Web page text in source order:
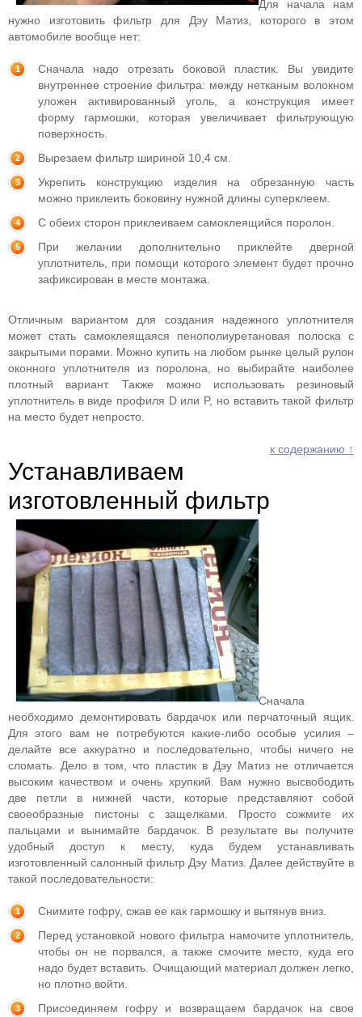
Для начала нам
нужно изготовить фильтр для Дэу Матиз, которого в этом
автомобиле вообще нет:
Сначала надо отрезать боковой пластик. Вы увидите
внутреннее строение фильтра: между нетканым волокном
уложен активированный уголь, а конструкция имеет
форму гармошки, которая увеличивает фильтрующую
поверхность.
Вырезаем фильтр шириной 10,4 см.
Укрепить конструкцию изделия на обрезанную часть
можно приклеить боковину нужной длины суперклеем.
С обеих сторон приклеиваем самоклеящийся поролон.
При желании дополнительно приклейте дверной
уплотнитель, при помощи которого элемент будет прочно
зафиксирован в месте монтажа.
Отличным вариантом для создания надежного уплотнителя
может стать самоклеящаяся пенополиуретановая полоска с
закрытыми порами. Можно купить на любом рынке целый рулон
оконного уплотнителя из поролона, но выбирайте наиболее
плотный вариант. Также можно использовать резиновый
уплотнитель в виде профиля D или P, но вставить такой фильтр
на место будет непросто.
к содержанию ↑
Устанавливаем
изготовленный фильтр
Сначала
необходимо демонтировать бардачок или перчаточный ящик.
Для этого вам не потребуются какие-либо особые усилия –
делайте все аккуратно и последовательно, чтобы ничего не
сломать. Дело в том, что пластик в Дэу Матиз не отличается
высоким качеством и очень хрупкий. Вам нужно высвободить
две петли в нижней части, которые представляют собой
своеобразные пистоны с защелками. Просто сожмите их
пальцами и вынимайте бардачок. В результате вы получите
удобный доступ к месту, куда будем устанавливать
изготовленный салонный фильтр Дэу Матиз. Далее действуйте в
такой последовательности:
Снимите гофру, сжав ее как гармошку и вытянув вниз.
Перед установкой нового фильтра намочите уплотнитель,
чтобы он не порвался, а также смочите место, куда его
надо будет вставить. Очищающий материал должен легко,
но плотно войти.
Присоединяем гофру и возвращаем бардачок на свое